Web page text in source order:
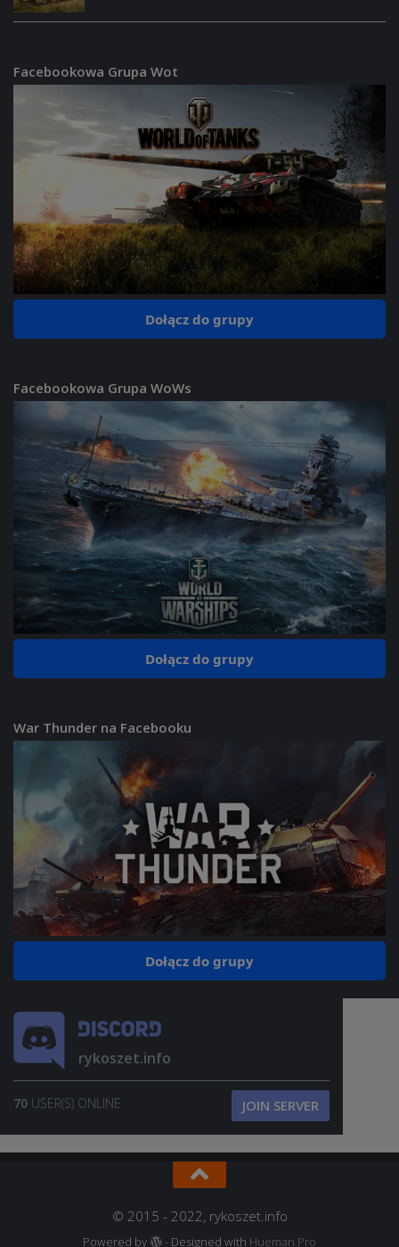
Facebookowa Grupa Wot
Dołącz do grupy
Facebookowa Grupa WoWs
Dołącz do grupy
War Thunder na Facebooku
Dołącz do grupy
rykoszet.info
70 USER(S) ONLINE JOIN SERVER
© 2015 - 2022, rykoszet.info
Powered by - Designed with Hueman Pro